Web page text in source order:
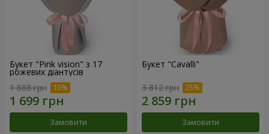
Букет "Pink vision" з 17
рожевих діантусів
1 888 грн
Замовити
Букет "Cаvalli"
3 812 грн
Замовити